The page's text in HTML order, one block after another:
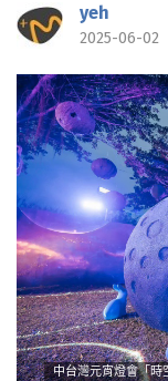
yeh
2025-06-02
中台灣元宵燈會「